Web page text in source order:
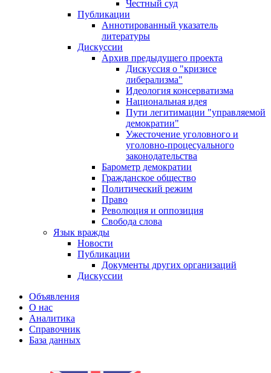
Честный суд
Публикации
Аннотированный указатель
литературы
Дискуссии
Архив предыдущего проекта
Дискуссия о "кризисе
либерализма"
Идеология консерватизма
Национальная идея
Пути легитимации "управляемой
демократии"
Ужесточение уголовного и
уголовно-процесуального
законодательства
Барометр демократии
Гражданское общество
Политический режим
Право
Революция и оппозиция
Свобода слова
Язык вражды
Новости
Публикации
Документы других организаций
Дискуссии
Объявления
О нас
Аналитика
Справочник
База данных